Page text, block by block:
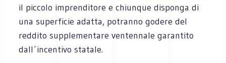
il piccolo imprenditore e chiunque disponga di
una superficie adatta, potranno godere del
reddito supplementare ventennale garantito
dall´incentivo statale.